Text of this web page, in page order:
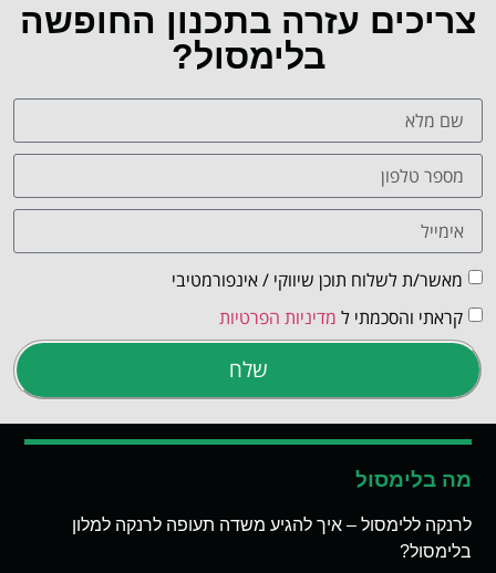
צריכים עזרה בתכנון החופשה
בלימסול?
מאשר/ת לשלוח תוכן שיווקי / אינפורמטיבי
קראתי והסכמתי ל מדיניות הפרטיות
שלח
מה בלימסול
לרנקה ללימסול – איך להגיע משדה תעופה לרנקה למלון
בלימסול?